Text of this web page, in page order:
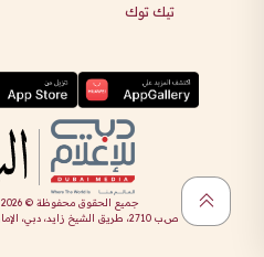
تيك توك
جميع الحقوق محفوظة ©2026
ص.ب 2710، طريق الشيخ زايد، دبي، الإمارات العربية المتحدة